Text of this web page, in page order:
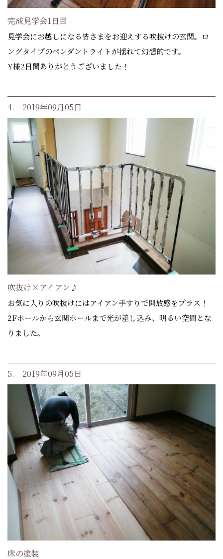
完成見学会1日目
見学会にお越しになる皆さまをお迎えする吹抜けの玄関。ロ
ングタイプのペンダントライトが揺れて幻想的です。
Y様2日間ありがとうございました！
4. 2019年09月05日
吹抜け×アイアン♪
お気に入りの吹抜けにはアイアン手すりで開放感をプラス！
2Fホールから玄関ホールまで光が差し込み、明るい空間とな
りました。
5. 2019年09月05日
床の塗装